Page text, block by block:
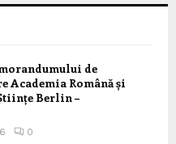
de
Academia Română și
Berlin –
0